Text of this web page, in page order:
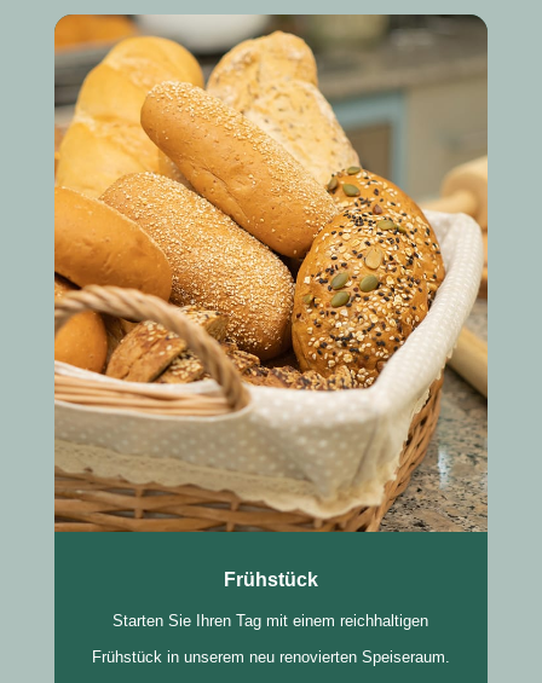
Frühstück
Starten Sie Ihren Tag mit einem reichhaltigen
Frühstück in unserem neu renovierten Speiseraum.